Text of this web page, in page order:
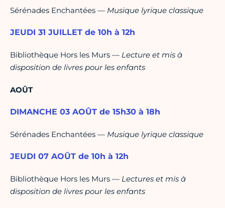
Sérénades Enchantées — Musique lyrique classique
JEUDI 31 JUILLET de 10h à 12h
Bibliothèque Hors les Murs — Lecture et mis à
disposition de livres pour les enfants
AOÛT
DIMANCHE 03 AOÛT de 15h30 à 18h
Sérénades Enchantées — Musique lyrique classique
JEUDI 07 AOÛT de 10h à 12h
Bibliothèque Hors les Murs — Lectures et mis à
disposition de livres pour les enfants